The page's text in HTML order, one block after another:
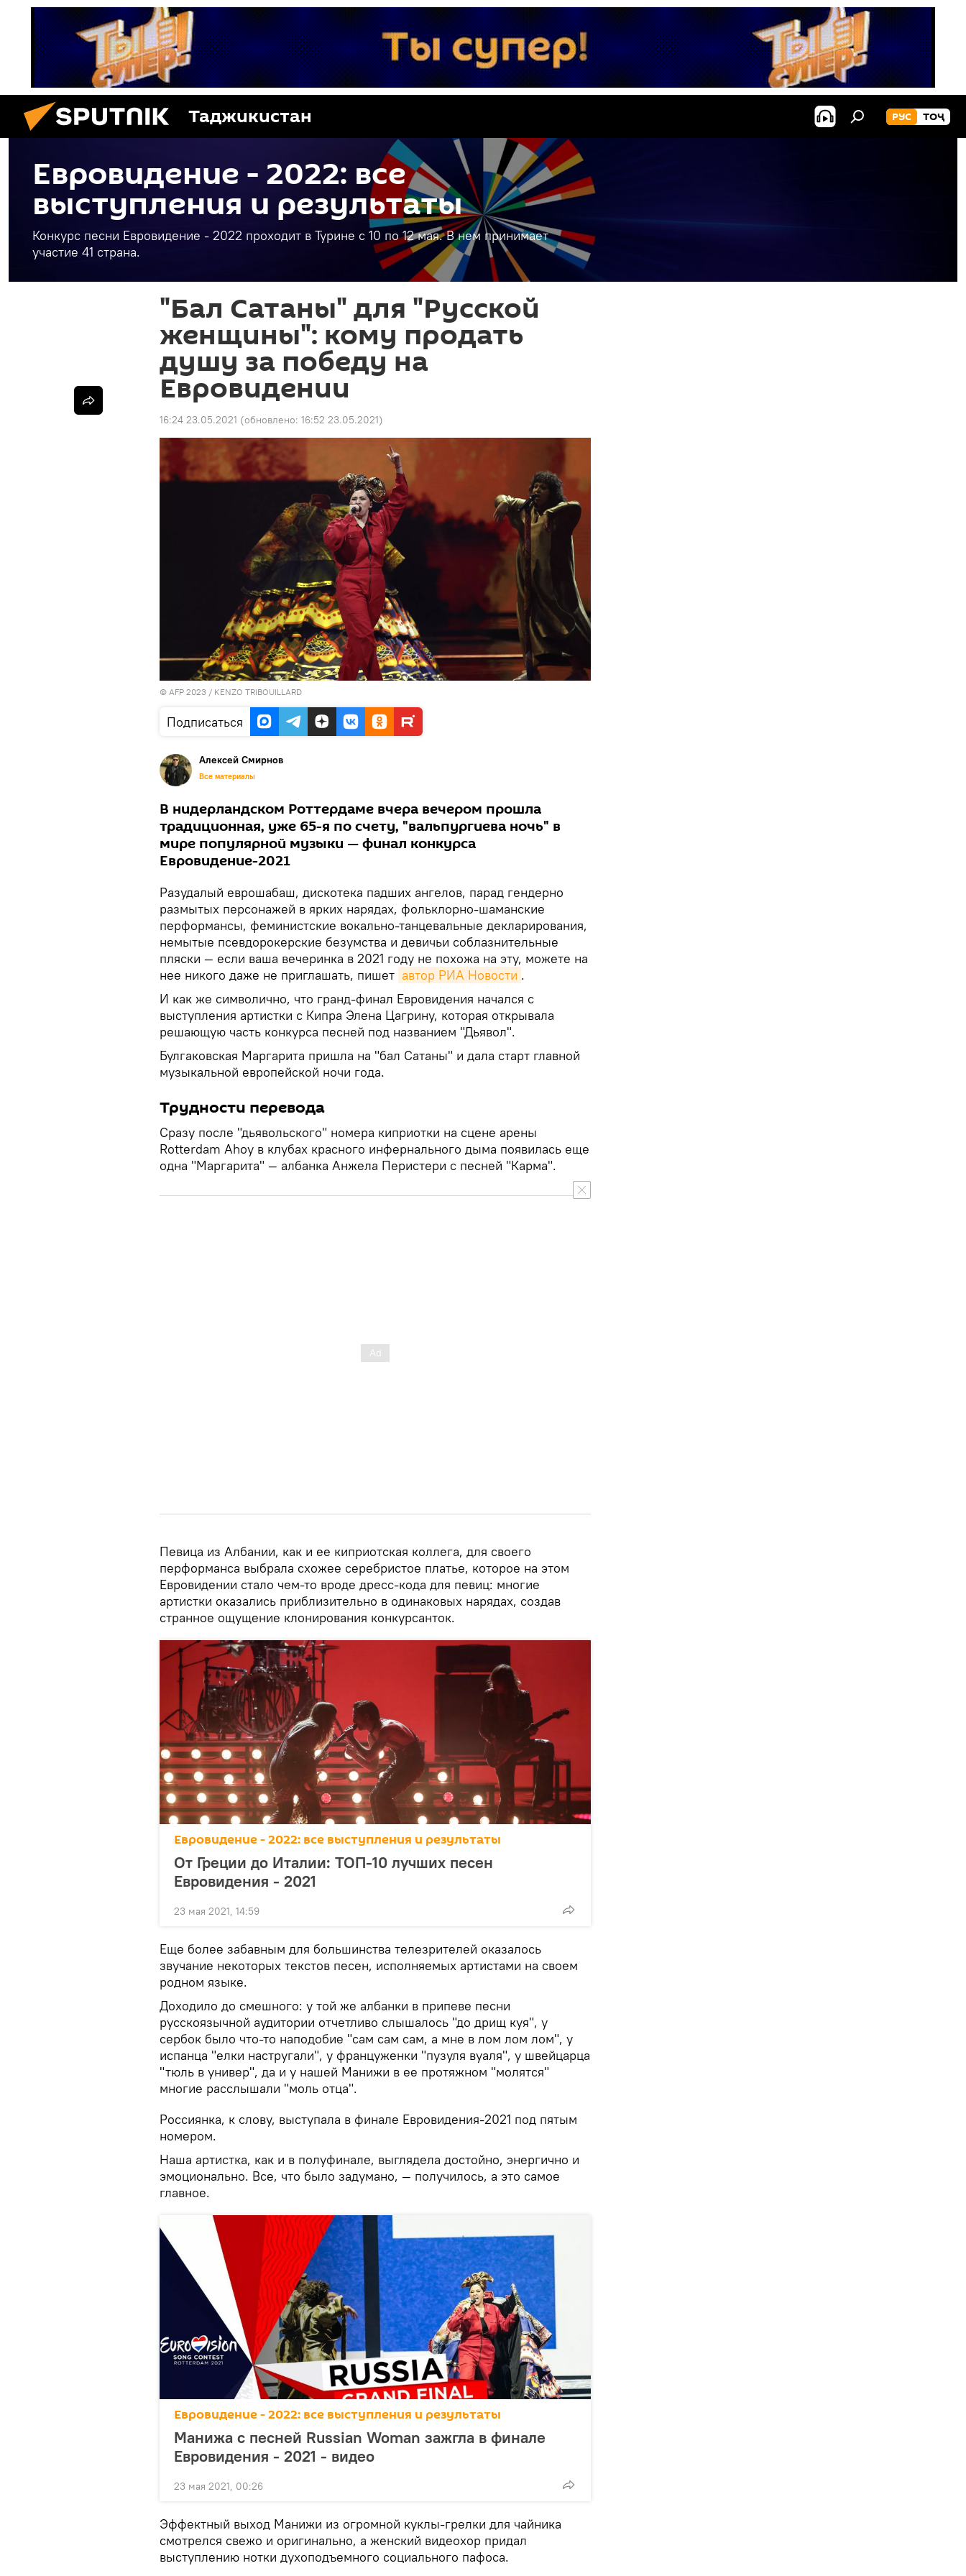
Таджикистан РУС ТОҶ
Евровидение - 2022: все
выступления и результаты
Конкурс песни Евровидение - 2022 проходит в Турине с 10 по 12 мая. В нем принимает
участие 41 страна.
"Бал Сатаны" для "Русской
женщины": кому продать
душу за победу на
Евровидении
16:24 23.05.2021 (обновлено: 16:52 23.05.2021)
© AFP 2023 / KENZO TRIBOUILLARD
Подписаться
Алексей Смирнов
Все материалы
В нидерландском Роттердаме вчера вечером прошла
традиционная, уже 65-я по счету, "вальпургиева ночь" в
мире популярной музыки — финал конкурса
Евровидение-2021
Разудалый еврошабаш, дискотека падших ангелов, парад гендерно
размытых персонажей в ярких нарядах, фольклорно-шаманские
перформансы, феминистские вокально-танцевальные декларирования,
немытые псевдорокерские безумства и девичьи соблазнительные
пляски — если ваша вечеринка в 2021 году не похожа на эту, можете на
нее никого даже не приглашать, пишет автор РИА Новости .
И как же символично, что гранд-финал Евровидения начался с
выступления артистки с Кипра Элена Цагрину, которая открывала
решающую часть конкурса песней под названием "Дьявол".
Булгаковская Маргарита пришла на "бал Сатаны" и дала старт главной
музыкальной европейской ночи года.
Трудности перевода
Сразу после "дьявольского" номера киприотки на сцене арены
Rotterdam Ahoy в клубах красного инфернального дыма появилась еще
одна "Маргарита" — албанка Анжела Перистери с песней "Карма".
Певица из Албании, как и ее киприотская коллега, для своего
перформанса выбрала схожее серебристое платье, которое на этом
Евровидении стало чем-то вроде дресс-кода для певиц: многие
артистки оказались приблизительно в одинаковых нарядах, создав
странное ощущение клонирования конкурсанток.
Евровидение - 2022: все выступления и результаты
От Греции до Италии: ТОП-10 лучших песен
Евровидения - 2021
23 мая 2021, 14:59
Еще более забавным для большинства телезрителей оказалось
звучание некоторых текстов песен, исполняемых артистами на своем
родном языке.
Доходило до смешного: у той же албанки в припеве песни
русскоязычной аудитории отчетливо слышалось "до дрищ куя", у
сербок было что-то наподобие "сам сам сам, а мне в лом лом лом", у
испанца "елки настругали", у француженки "пузуля вуаля", у швейцарца
"тюль в универ", да и у нашей Манижи в ее протяжном "молятся"
многие расслышали "моль отца".
Россиянка, к слову, выступала в финале Евровидения-2021 под пятым
номером.
Наша артистка, как и в полуфинале, выглядела достойно, энергично и
эмоционально. Все, что было задумано, — получилось, а это самое
главное.
Евровидение - 2022: все выступления и результаты
Манижа с песней Russian Woman зажгла в финале
Евровидения - 2021 - видео
23 мая 2021, 00:26
Эффектный выход Манижи из огромной куклы-грелки для чайника
смотрелся свежо и оригинально, а женский видеохор придал
выступлению нотки духоподъемного социального пафоса.